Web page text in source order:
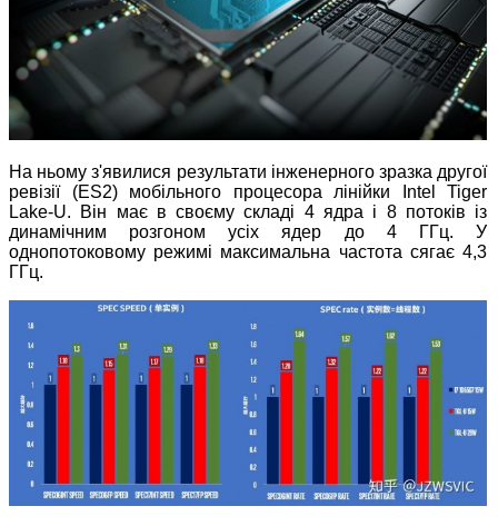
На ньому з'явилися результати інженерного зразка другої
ревізії (ES2) мобільного процесора лінійки Intel Tiger
Lake-U. Він має в своєму складі 4 ядра і 8 потоків із
динамічним розгоном усіх ядер до 4 ГГц. У
однопотоковому режимі максимальна частота сягає 4,3
ГГц.